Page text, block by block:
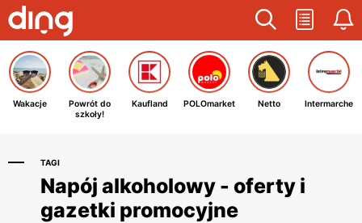
Wakacje
Powrót do
szkoły!
Kaufland POLOmarket Netto Intermarche
TAGI
Napój alkoholowy - oferty i
gazetki promocyjne